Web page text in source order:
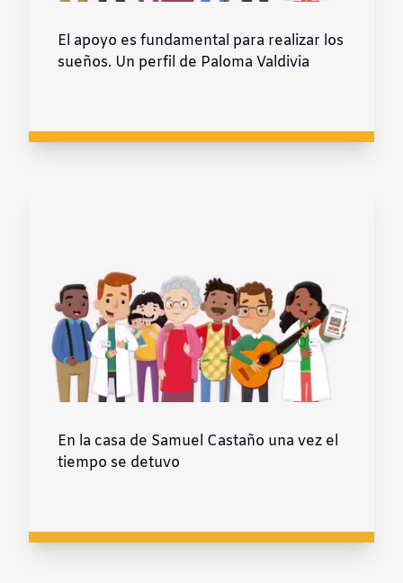
El apoyo es fundamental para realizar los
sueños. Un perfil de Paloma Valdivia
En la casa de Samuel Castaño una vez el
tiempo se detuvo